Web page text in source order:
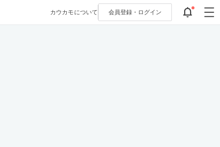
カウカモについて 会員登録・ ログイン